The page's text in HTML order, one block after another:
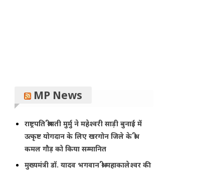
MP News
राष्ट्रपति श्रीमती मुर्मु ने महेश्वरी साड़ी बुनाई में
उत्कृष्ट योगदान के लिए खरगोन जिले के श्री
कमल गौड़ को किया सम्मानित
मुख्यमंत्री डॉ. यादव भगवान श्री महाकालेश्‍वर की